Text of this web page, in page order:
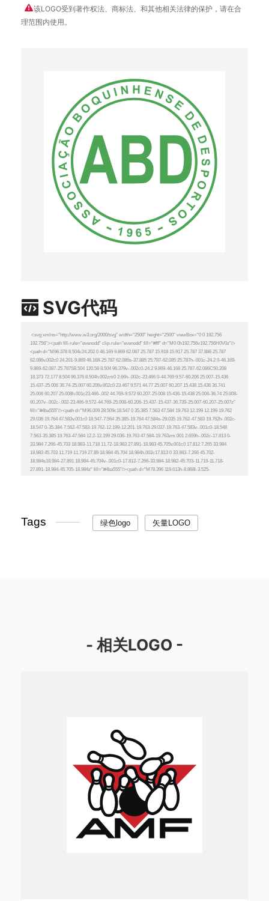
该LOGO受到著作权法、商标法、和其他相关法律的保护，请在合
理范围内使用。
SVG代码
Tags 绿色logo 矢量LOGO
- 相关LOGO -